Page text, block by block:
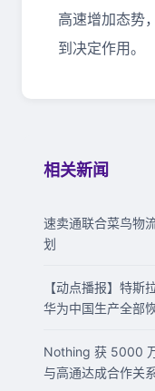
高速增加态势
到决定作用。
相关新闻
速卖通联合菜鸟物
划
【动点播报】特
华为中国生产全部
Nothing 获 5000
与高通达成合作关